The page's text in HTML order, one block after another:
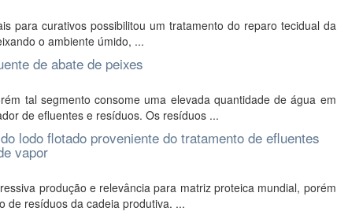
para curativos possibilitou um tratamento do reparo tecidual da
o ambiente úmido, ...
de abate de peixes
tal segmento consome uma elevada quantidade de água em
de efluentes e resíduos. Os resíduos ...
lodo flotado proveniente do tratamento de efluentes
vapor
produção e relevância para matriz proteica mundial, porém
de resíduos da cadeia produtiva. ...